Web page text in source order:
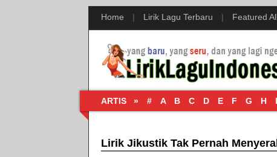
Home | Lirik Lagu Terbaru | Featured
ARTIS » # A B C D E F G H I
Lirik Jikustik Tak Pernah